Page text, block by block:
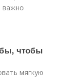
важно
чтобы
мягкую